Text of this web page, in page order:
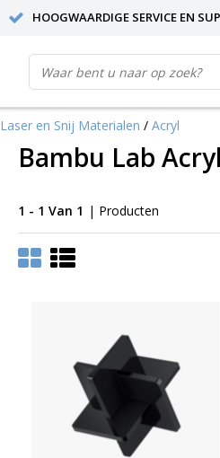
HOOGWAARDIGE SERVICE EN
Laser en Snij Materialen / Acryl
Bambu Lab Acryl
1 - 1 Van 1 | Producten